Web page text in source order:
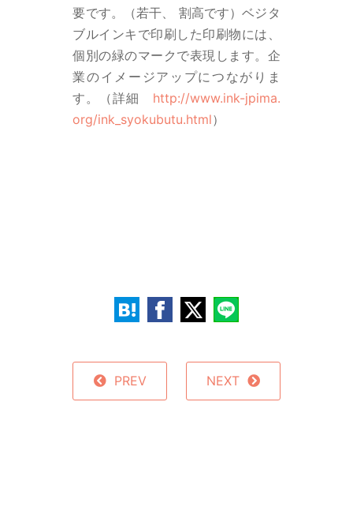
要です。（若干、 割高です）ベジタ
ブルインキで印刷した印刷物には、
個別の緑のマークで表現します。企
業のイメージアップにつながりま
す。（詳細 http://www.ink-jpima.
org/ink_syokubutu.html）
PREV NEXT